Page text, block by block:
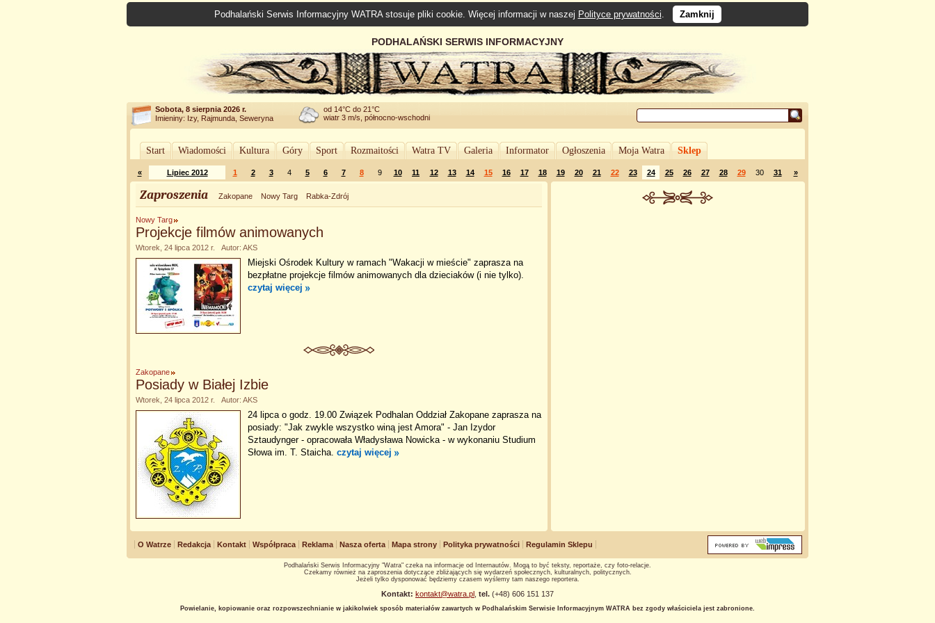
Podhalański Serwis Informacyjny WATRA stosuje pliki cookie. Więcej informacji w naszej Polityce prywatności. Zamknij
PODHALAŃSKI SERWIS INFORMACYJNY
Sobota, 8 sierpnia 2026 r.
Imieniny: Izy, Rajmunda, Seweryna
od 14°C do 21°C
wiatr 3 m/s, północno-wschodni
Start Wiadomości Kultura Góry Sport Rozmaitości Watra TV Galeria Informator Ogłoszenia Moja Watra Sklep
« Lipiec 2012 1 2 3 4 5 6 7 8 9 10 11 12 13 14 15 16 17 18 19 20 21 22 23 24 25 26 27 28 29 30 31 »
Zaproszenia Zakopane Nowy Targ Rabka-Zdrój
Nowy Targ
Projekcje filmów animowanych
Wtorek, 24 lipca 2012 r. Autor: AKS
Miejski Ośrodek Kultury w ramach "Wakacji w mieście" zaprasza na
bezpłatne projekcje filmów animowanych dla dzieciaków (i nie tylko).
czytaj więcej
Zakopane
Posiady w Białej Izbie
Wtorek, 24 lipca 2012 r. Autor: AKS
24 lipca o godz. 19.00 Związek Podhalan Oddział Zakopane zaprasza na
posiady: "Jak zwykle wszystko winą jest Amora" - Jan Izydor
Sztaudynger - opracowała Władysława Nowicka - w wykonaniu Studium
Słowa im. T. Staicha. czytaj więcej
O Watrze Redakcja Kontakt Współpraca Reklama Nasza oferta Mapa strony Polityka prywatności Regulamin Sklepu
Podhalański Serwis Informacyjny "Watra" czeka na informacje od Internautów. Mogą to być teksty, reportaże, czy foto-relacje.
Czekamy również na zaproszenia dotyczące zbliżających się wydarzeń społecznych, kulturalnych, politycznych.
Jeżeli tylko dysponować będziemy czasem wyślemy tam naszego reportera.
Kontakt: kontakt@watra.pl tel. (+48) 606 151 137
Powielanie, kopiowanie oraz rozpowszechnianie w jakikolwiek sposób materiałów zawartych w Podhalańskim Serwisie Informacyjnym WATRA bez zgody właściciela jest zabronione.